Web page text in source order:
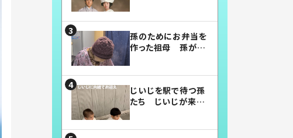
孫のためにお弁当を
作った祖母 孫が絶
じいじを駅で待つ孫
たち じいじが来た